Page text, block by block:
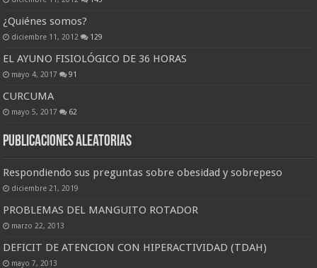
¿Quiénes somos?
diciembre 11, 2012 129
EL AYUNO FISIOLÓGICO DE 36 HORAS
mayo 4, 2017 91
CURCUMA
mayo 5, 2017 62
Publicaciones Aleatorias
Respondiendo sus preguntas sobre obesidad y sobrepeso
diciembre 21, 2019
PROBLEMAS DEL MANGUITO ROTADOR
marzo 22, 2013
DEFICIT DE ATENCION CON HIPERACTIVIDAD (TDAH)
mayo 7, 2013